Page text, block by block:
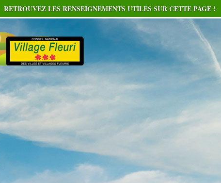
RETROUVEZ LES RENSEIGNEMENTS UTILES SUR CETTE PAGE !